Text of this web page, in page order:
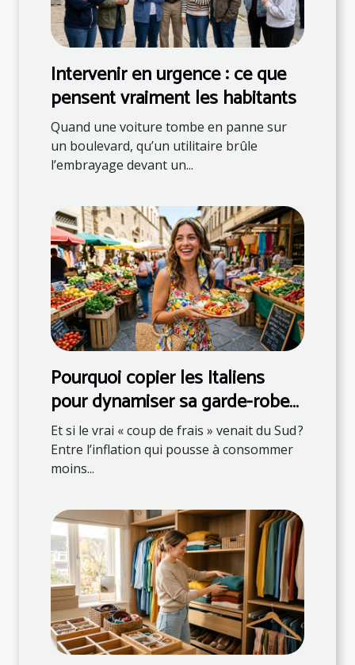
Intervenir en urgence : ce que
pensent vraiment les habitants
Quand une voiture tombe en panne sur
un boulevard, qu’un utilitaire brûle
l’embrayage devant un...
Pourquoi copier les Italiens
pour dynamiser sa garde-robe
et son assiette
Et si le vrai « coup de frais » venait du Sud ?
Entre l’inflation qui pousse à consommer
moins...